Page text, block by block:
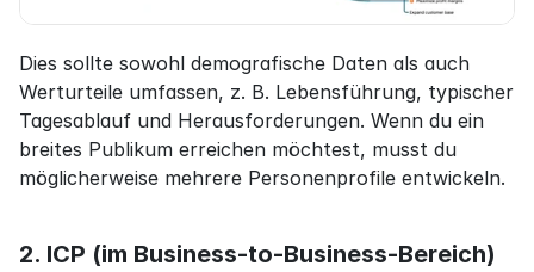
Dies sollte sowohl demografische Daten als auch
Werturteile umfassen, z. B. Lebensführung, typischer
Tagesablauf und Herausforderungen. Wenn du ein
breites Publikum erreichen möchtest, musst du
möglicherweise mehrere Personenprofile entwickeln.
2. ICP (im Business-to-Business-Bereich)